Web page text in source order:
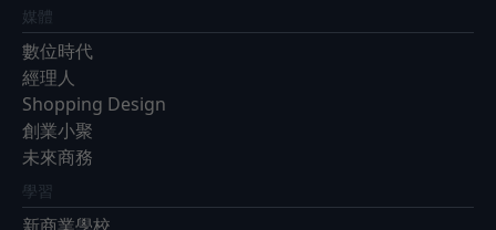
媒體
數位時代
經理人
Shopping Design
創業小聚
未來商務
學習